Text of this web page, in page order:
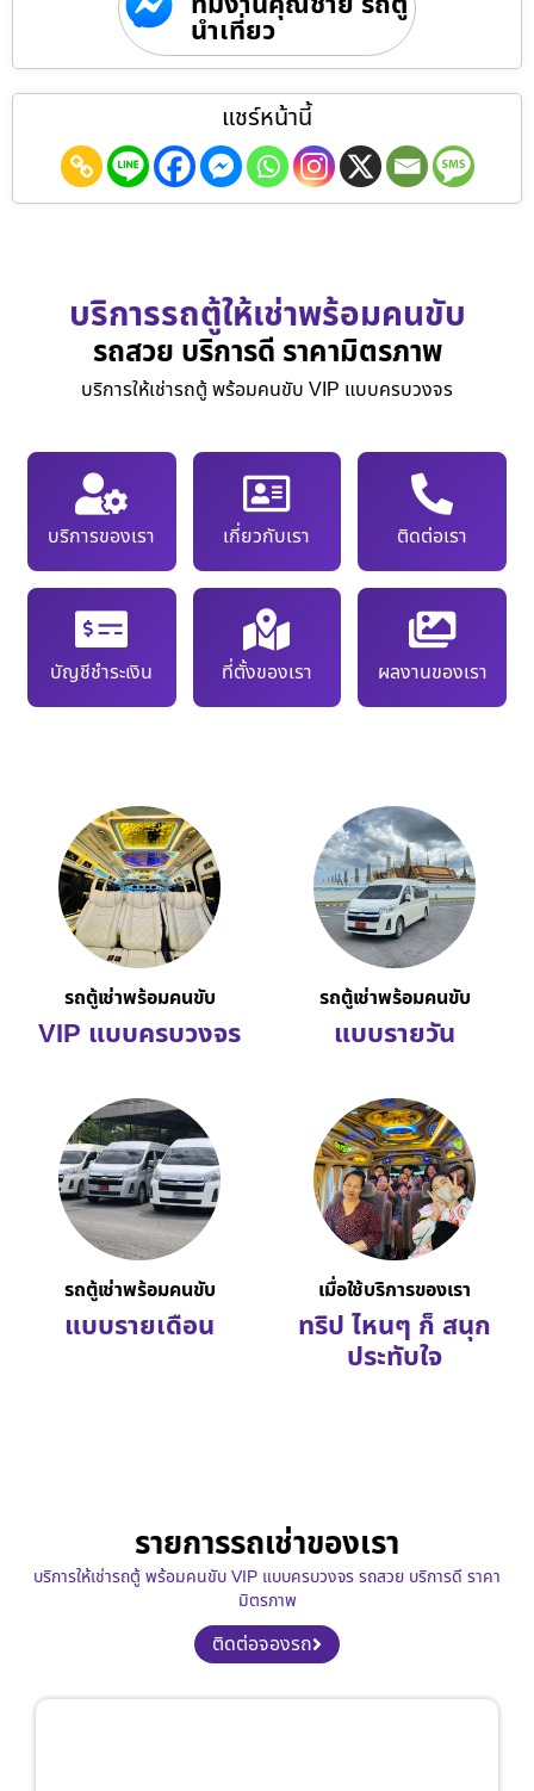
นำเที่ยว
แชร์หน้านี้
บริการรถตู้ให้เช่าพร้อมคนขับ
รถสวย บริการดี ราคามิตรภาพ
บริการให้เช่ารถตู้ พร้อมคนขับ VIP แบบครบวงจร
บริการของเรา เกี่ยวกับเรา ติดต่อเรา
บัญชีชำระเงิน ที่ตั้งของเรา ผลงานของเรา
รถตู้เช่าพร้อมคนขับ
VIP แบบครบวงจร
รถตู้เช่าพร้อมคนขับ
แบบรายวัน
รถตู้เช่าพร้อมคนขับ
แบบรายเดือน
เมื่อใช้บริการของเรา
ทริป ไหนๆ ก็ สนุก
ประทับใจ
รายการรถเช่าของเรา
บริการให้เช่ารถตู้ พร้อมคนขับ VIP แบบครบวงจร รถสวย บริการดี ราคา
มิตรภาพ
ติดต่อจองรถ